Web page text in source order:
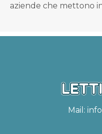
aziende che mettono
Mail: